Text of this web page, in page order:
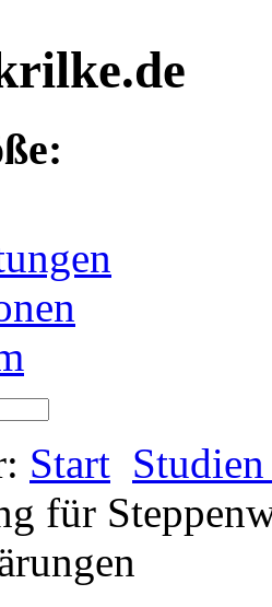
Start
für